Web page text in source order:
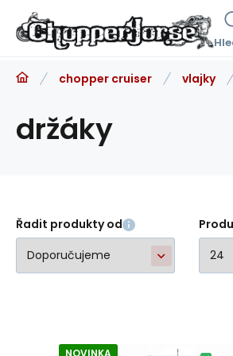
chopper cruiser vlajky
držáky
Řadit produkty od
NOVINKA